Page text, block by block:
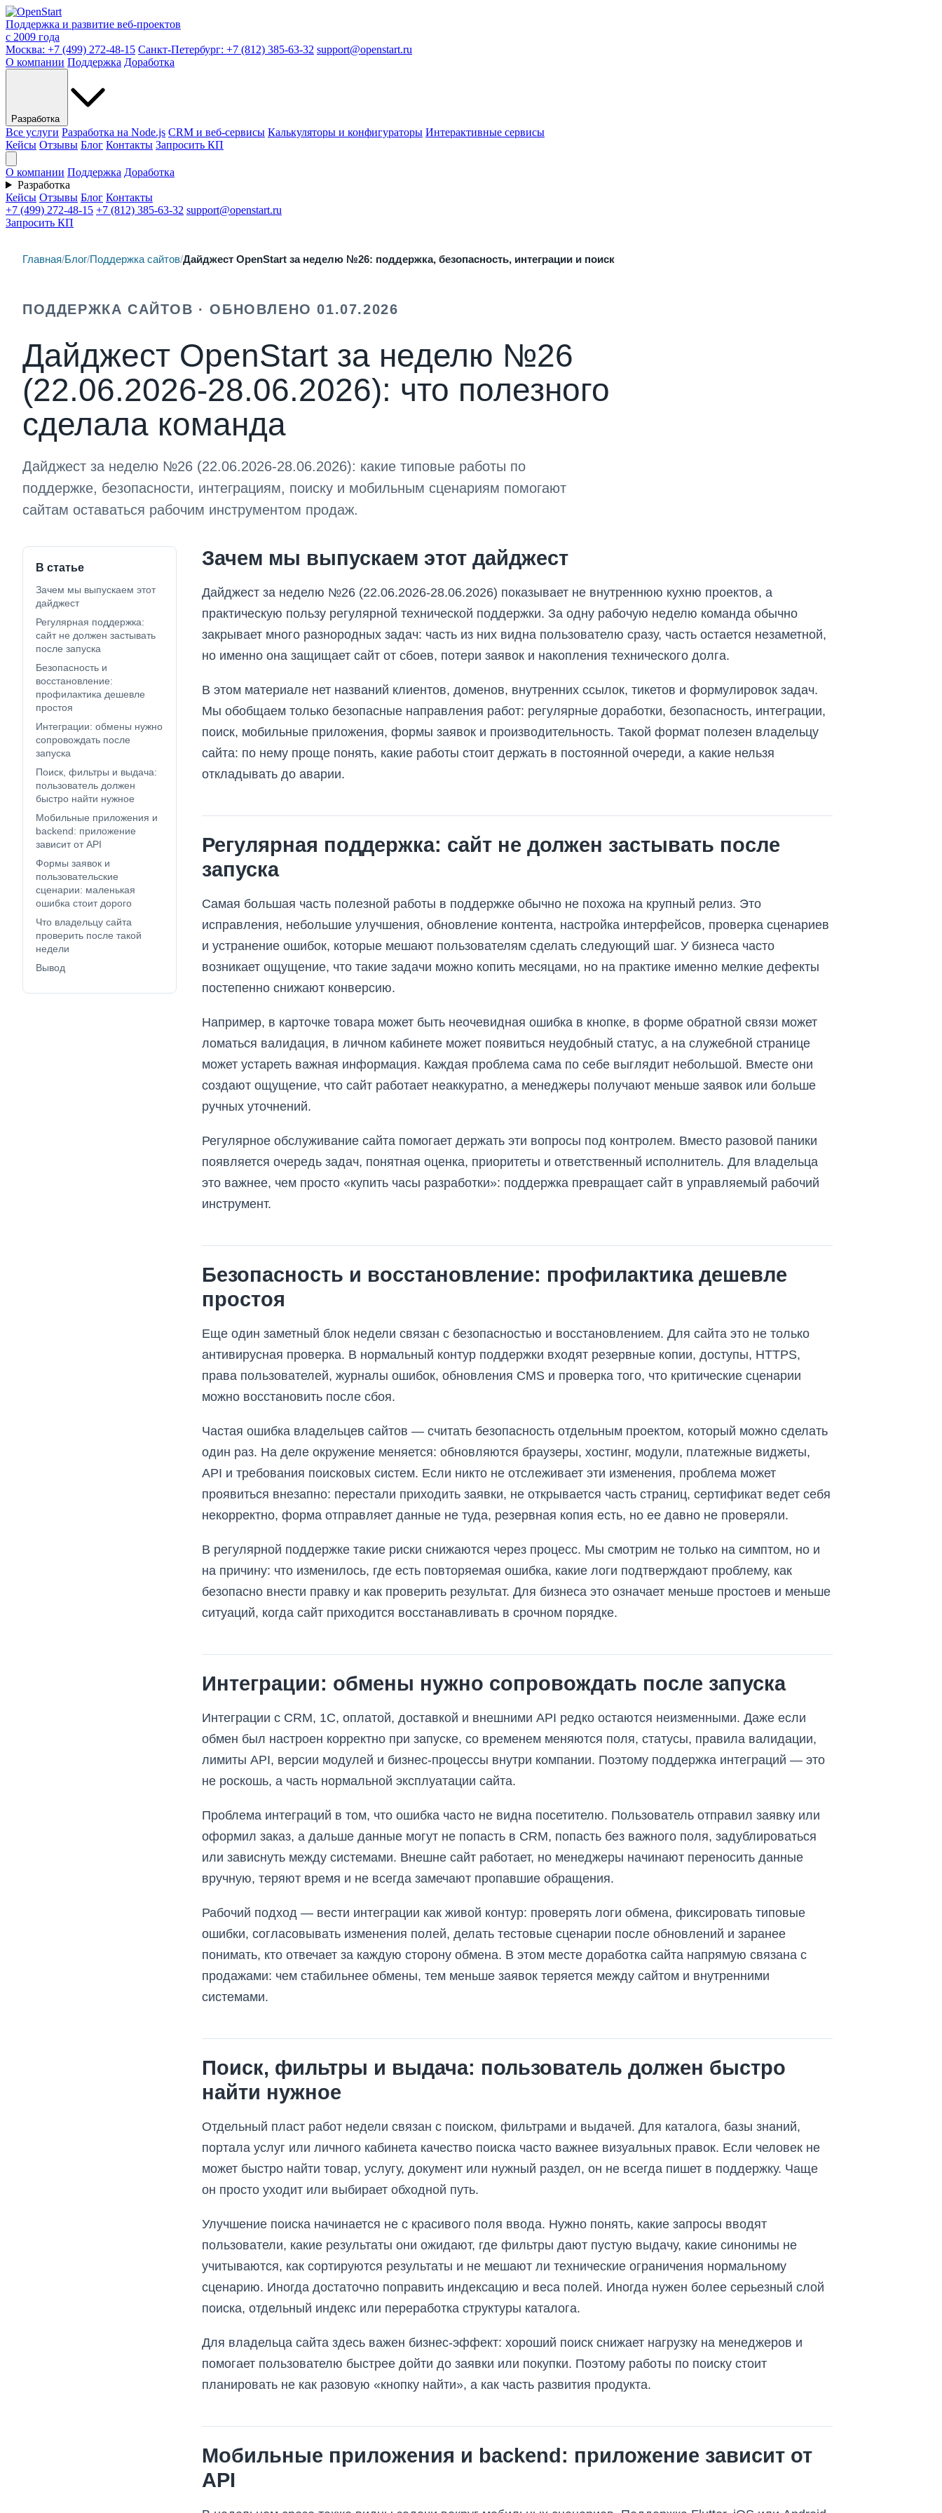
Поддержка и развитие веб-проектов
с 2009 года
Москва: +7 (499) 272-48-15 Санкт-Петербург: +7 (812) 385-63-32 support@openstart.ru
О компании Поддержка Доработка
Разработка
Все услуги Разработка на Node.js CRM и веб-сервисы Калькуляторы и конфигураторы Интерактивные сервисы
Кейсы Отзывы Блог Контакты Запросить КП
О компании Поддержка Доработка
Разработка
Кейсы Отзывы Блог Контакты
+7 (499) 272-48-15 +7 (812) 385-63-32 support@openstart.ru
Запросить КП
Главная/Блог/Поддержка сайтов/Дайджест OpenStart за неделю №26: поддержка, безопасность, интеграции и поиск
ПОДДЕРЖКА САЙТОВ · ОБНОВЛЕНО 01.07.2026
Дайджест OpenStart за неделю №26
(22.06.2026-28.06.2026): что полезного
сделала команда
Дайджест за неделю №26 (22.06.2026-28.06.2026): какие типовые работы по
поддержке, безопасности, интеграциям, поиску и мобильным сценариям помогают
сайтам оставаться рабочим инструментом продаж.
В статье
Зачем мы выпускаем этот
дайджест
Регулярная поддержка:
сайт не должен застывать
после запуска
Безопасность и
восстановление:
профилактика дешевле
простоя
Интеграции: обмены нужно
сопровождать после
запуска
Поиск, фильтры и выдача:
пользователь должен
быстро найти нужное
Мобильные приложения и
backend: приложение
зависит от API
Формы заявок и
пользовательские
сценарии: маленькая
ошибка стоит дорого
Что владельцу сайта
проверить после такой
недели
Вывод
Зачем мы выпускаем этот дайджест
Дайджест за неделю №26 (22.06.2026-28.06.2026) показывает не внутреннюю кухню проектов, а
практическую пользу регулярной технической поддержки. За одну рабочую неделю команда обычно
закрывает много разнородных задач: часть из них видна пользователю сразу, часть остается незаметной,
но именно она защищает сайт от сбоев, потери заявок и накопления технического долга.
В этом материале нет названий клиентов, доменов, внутренних ссылок, тикетов и формулировок задач.
Мы обобщаем только безопасные направления работ: регулярные доработки, безопасность, интеграции,
поиск, мобильные приложения, формы заявок и производительность. Такой формат полезен владельцу
сайта: по нему проще понять, какие работы стоит держать в постоянной очереди, а какие нельзя
откладывать до аварии.
Регулярная поддержка: сайт не должен застывать после
запуска
Самая большая часть полезной работы в поддержке обычно не похожа на крупный релиз. Это
исправления, небольшие улучшения, обновление контента, настройка интерфейсов, проверка сценариев
и устранение ошибок, которые мешают пользователям сделать следующий шаг. У бизнеса часто
возникает ощущение, что такие задачи можно копить месяцами, но на практике именно мелкие дефекты
постепенно снижают конверсию.
Например, в карточке товара может быть неочевидная ошибка в кнопке, в форме обратной связи может
ломаться валидация, в личном кабинете может появиться неудобный статус, а на служебной странице
может устареть важная информация. Каждая проблема сама по себе выглядит небольшой. Вместе они
создают ощущение, что сайт работает неаккуратно, а менеджеры получают меньше заявок или больше
ручных уточнений.
Регулярное обслуживание сайта помогает держать эти вопросы под контролем. Вместо разовой паники
появляется очередь задач, понятная оценка, приоритеты и ответственный исполнитель. Для владельца
это важнее, чем просто «купить часы разработки»: поддержка превращает сайт в управляемый рабочий
инструмент.
Безопасность и восстановление: профилактика дешевле
простоя
Еще один заметный блок недели связан с безопасностью и восстановлением. Для сайта это не только
антивирусная проверка. В нормальный контур поддержки входят резервные копии, доступы, HTTPS,
права пользователей, журналы ошибок, обновления CMS и проверка того, что критические сценарии
можно восстановить после сбоя.
Частая ошибка владельцев сайтов — считать безопасность отдельным проектом, который можно сделать
один раз. На деле окружение меняется: обновляются браузеры, хостинг, модули, платежные виджеты,
API и требования поисковых систем. Если никто не отслеживает эти изменения, проблема может
проявиться внезапно: перестали приходить заявки, не открывается часть страниц, сертификат ведет себя
некорректно, форма отправляет данные не туда, резервная копия есть, но ее давно не проверяли.
В регулярной поддержке такие риски снижаются через процесс. Мы смотрим не только на симптом, но и
на причину: что изменилось, где есть повторяемая ошибка, какие логи подтверждают проблему, как
безопасно внести правку и как проверить результат. Для бизнеса это означает меньше простоев и меньше
ситуаций, когда сайт приходится восстанавливать в срочном порядке.
Интеграции: обмены нужно сопровождать после запуска
Интеграции с CRM, 1С, оплатой, доставкой и внешними API редко остаются неизменными. Даже если
обмен был настроен корректно при запуске, со временем меняются поля, статусы, правила валидации,
лимиты API, версии модулей и бизнес-процессы внутри компании. Поэтому поддержка интеграций — это
не роскошь, а часть нормальной эксплуатации сайта.
Проблема интеграций в том, что ошибка часто не видна посетителю. Пользователь отправил заявку или
оформил заказ, а дальше данные могут не попасть в CRM, попасть без важного поля, задублироваться
или зависнуть между системами. Внешне сайт работает, но менеджеры начинают переносить данные
вручную, теряют время и не всегда замечают пропавшие обращения.
Рабочий подход — вести интеграции как живой контур: проверять логи обмена, фиксировать типовые
ошибки, согласовывать изменения полей, делать тестовые сценарии после обновлений и заранее
понимать, кто отвечает за каждую сторону обмена. В этом месте доработка сайта напрямую связана с
продажами: чем стабильнее обмены, тем меньше заявок теряется между сайтом и внутренними
системами.
Поиск, фильтры и выдача: пользователь должен быстро
найти нужное
Отдельный пласт работ недели связан с поиском, фильтрами и выдачей. Для каталога, базы знаний,
портала услуг или личного кабинета качество поиска часто важнее визуальных правок. Если человек не
может быстро найти товар, услугу, документ или нужный раздел, он не всегда пишет в поддержку. Чаще
он просто уходит или выбирает обходной путь.
Улучшение поиска начинается не с красивого поля ввода. Нужно понять, какие запросы вводят
пользователи, какие результаты они ожидают, где фильтры дают пустую выдачу, какие синонимы не
учитываются, как сортируются результаты и не мешают ли технические ограничения нормальному
сценарию. Иногда достаточно поправить индексацию и веса полей. Иногда нужен более серьезный слой
поиска, отдельный индекс или переработка структуры каталога.
Для владельца сайта здесь важен бизнес-эффект: хороший поиск снижает нагрузку на менеджеров и
помогает пользователю быстрее дойти до заявки или покупки. Поэтому работы по поиску стоит
планировать не как разовую «кнопку найти», а как часть развития продукта.
Мобильные приложения и backend: приложение зависит от
API